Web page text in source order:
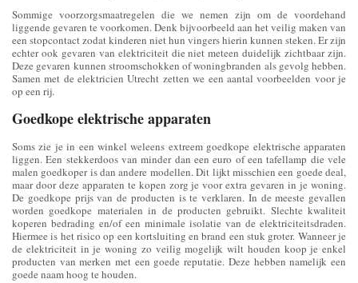
Sommige voorzorgsmaatregelen die we nemen zijn om de voordehand
liggende gevaren te voorkomen. Denk bijvoorbeeld aan het veilig maken van
een stopcontact zodat kinderen niet hun vingers hierin kunnen steken. Er zijn
echter ook gevaren van elektriciteit die niet meteen duidelijk zichtbaar zijn.
Deze gevaren kunnen stroomschokken of woningbranden als gevolg hebben.
Samen met de elektricien Utrecht zetten we een aantal voorbeelden voor je
op een rij.
Goedkope elektrische apparaten
Soms zie je in een winkel weleens extreem goedkope elektrische apparaten
liggen. Een stekkerdoos van minder dan een euro of een tafellamp die vele
malen goedkoper is dan andere modellen. Dit lijkt misschien een goede deal,
maar door deze apparaten te kopen zorg je voor extra gevaren in je woning.
De goedkope prijs van de producten is te verklaren. In de meeste gevallen
worden goedkope materialen in de producten gebruikt. Slechte kwaliteit
koperen bedrading en/of een minimale isolatie van de elektriciteitsdraden.
Hiermee is het risico op een kortsluiting en brand een stuk groter. Wanneer je
de elektriciteit in je woning zo veilig mogelijk wilt houden koop je enkel
producten van merken met een goede reputatie. Deze hebben namelijk een
goede naam hoog te houden.